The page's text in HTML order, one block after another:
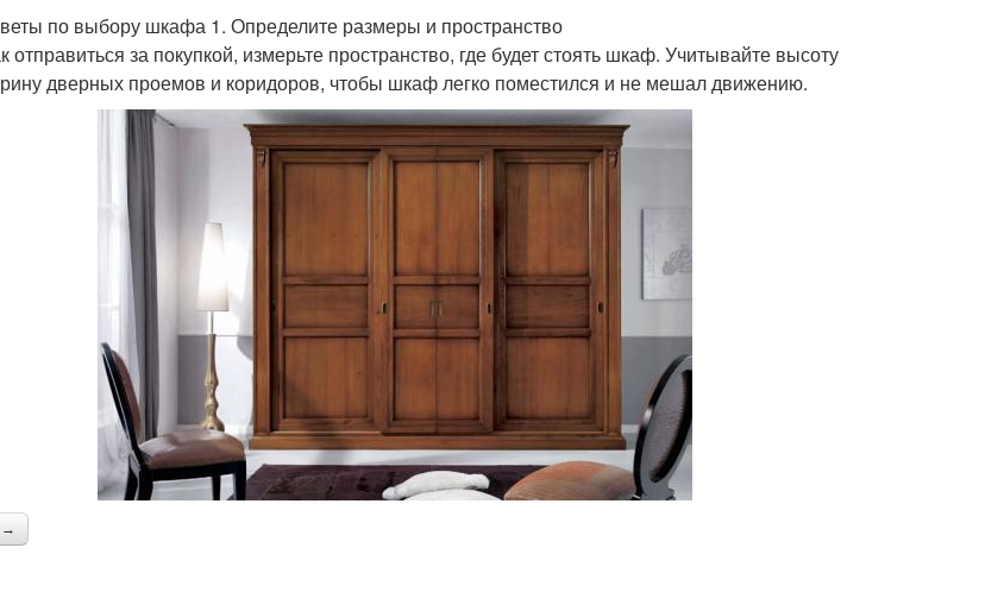
по выбору шкафа 1. Определите размеры и пространство
отправиться за покупкой, измерьте пространство, где будет стоять шкаф. Учитывайте высоту
дверных проемов и коридоров, чтобы шкаф легко поместился и не мешал движению.
→